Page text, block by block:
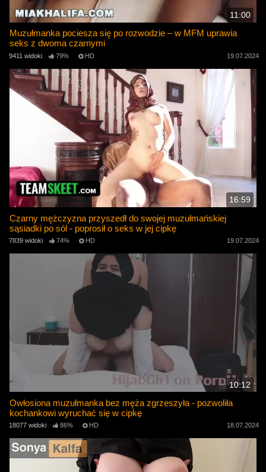
11:00
Muzułmanka pociesza się po rozwodzie – w MFM uprawia
seks z dwoma czarnymi
9411 widoki 79% HD 19.07.2024
16:59
Czarny mężczyzna przyszedł do swojej muzułmańskiej
sąsiadki po sól - poprosił o seks w jej cipkę
7839 widoki 74% HD 19.07.2024
10:12
Owłosiona muzułmanka bez męża zgrzeszyła - pozwoliła
kochankowi wyruchać się w cipkę
18077 widoki 86% HD 18.07.2024